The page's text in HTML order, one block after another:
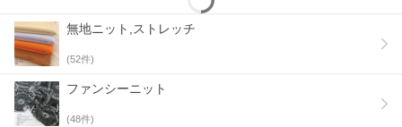
無地ニット,ストレッチ
(52件)
ファンシーニット
(48件)